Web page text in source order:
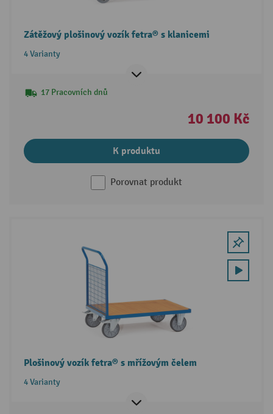
Zátěžový plošinový vozík fetra® s klanicemi
4 Varianty
17 Pracovních dnů
10 100 Kč
K produktu
Porovnat produkt
Plošinový vozík fetra® s mřížovým čelem
4 Varianty